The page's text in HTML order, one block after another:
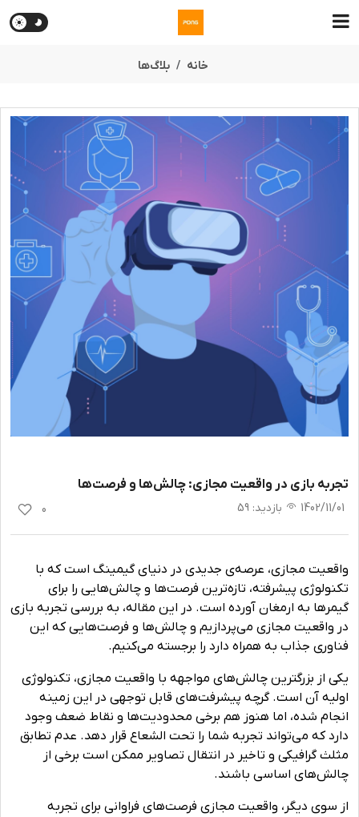
خانه بلاگ‌ها
تجربه بازی در واقعیت مجازی: چالش‌ها و فرصت‌ها
1402/11/01 بازدید:
59
0
واقعیت مجازی، عرصه‌ی جدیدی در دنیای گیمینگ است که با
تکنولوژی پیشرفته، تازه‌ترین فرصت‌ها و چالش‌هایی را برای
گیمرها به ارمغان آورده است. در این مقاله، به بررسی تجربه بازی
در واقعیت مجازی می‌پردازیم و چالش‌ها و فرصت‌هایی که این
فناوری جذاب به همراه دارد را برجسته می‌کنیم.
یکی از بزرگترین چالش‌های مواجهه با واقعیت مجازی، تکنولوژی
اولیه آن است. گرچه پیشرفت‌های قابل توجهی در این زمینه
انجام شده، اما هنوز هم برخی محدودیت‌ها و نقاط ضعف وجود
دارد که می‌تواند تجربه شما را تحت الشعاع قرار دهد. عدم تطابق
مثلث گرافیکی و تاخیر در انتقال تصاویر ممکن است برخی از
چالش‌های اساسی باشند.
از سوی دیگر، واقعیت مجازی فرصت‌های فراوانی برای تجربه